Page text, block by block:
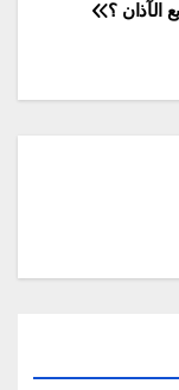
الآذان ؟